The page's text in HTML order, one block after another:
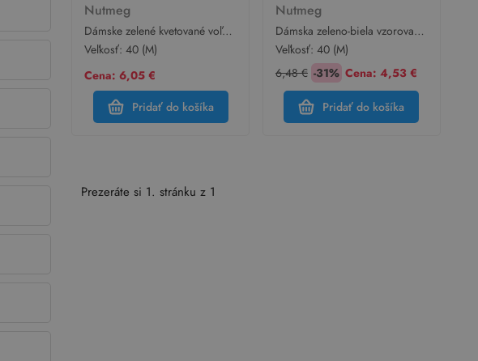
Nutmeg
Dámske zelené kvetované voľné
é kraťasy Nutmeg
Veľkosť:40 (M)
Cena: 6,05 €
Pridať do košíka
Nutmeg
Dámska zeleno-biela vzorovaná
blúzka s lodičkovým výstřihem
Veľkosť: 40 (M)
6,48 € -31% Cena: 4,53 €
Pridať do košíka
Prezeráte si 1. stránku z 1